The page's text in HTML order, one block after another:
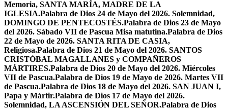
Memoria, SANTA MARÍA, MADRE DE LA
IGLESIA.Palabra de Dios 24 de Mayo del 2026. Solemnidad,
DOMINGO DE PENTECOSTÉS.Palabra de Dios 23 de Mayo
del 2026. Sábado VII de Pascua Misa matutina.Palabra de Dios
22 de Mayo de 2026. SANTA RITA DE CASIA,
Religiosa.Palabra de Dios 21 de Mayo del 2026. SANTOS
CRISTÓBAL MAGALLANES y COMPAÑEROS
MÁRTIRES.Palabra de Dios 20 de Mayo del 2026. Miércoles
VII de Pascua.Palabra de Dios 19 de Mayo de 2026. Martes VII
de Pascua.Palabra de Dios 18 de Mayo del 2026. SAN JUAN I,
Papa y Mártir.Palabra de Dios 17 de Mayo del 2026.
Solemnidad, LA ASCENSIÓN DEL SEÑOR.Palabra de Dios